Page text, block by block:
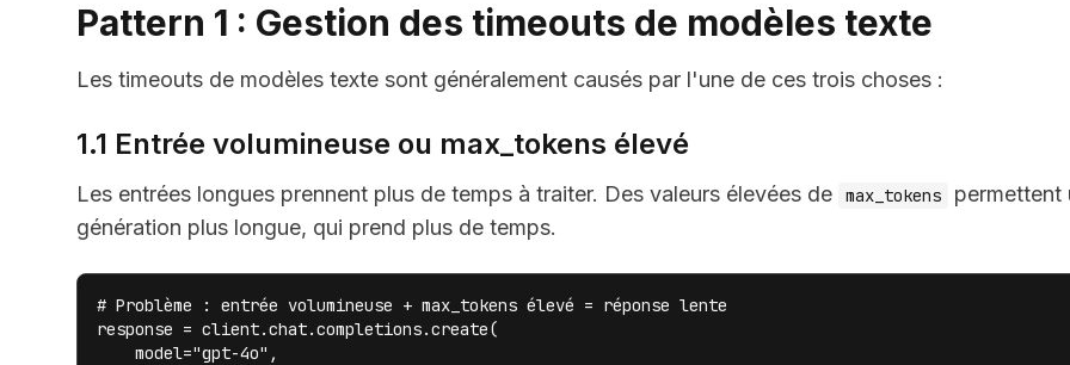
Pattern 1 : Gestion des timeouts de modèles texte
Les timeouts de modèles texte sont généralement causés par l'une de ces trois choses :
1.1 Entrée volumineuse ou max_tokens élevé
Les entrées longues prennent plus de temps à traiter. Des valeurs élevées de max_tokens
permettent
génération plus longue, qui prend plus de temps.
# Problème : entrée volumineuse + max_tokens élevé = réponse lente
response = client.chat.completions.create(
    model="gpt-4o",